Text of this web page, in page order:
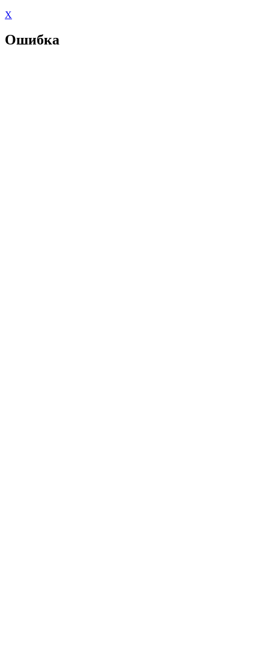
X
Ошибка